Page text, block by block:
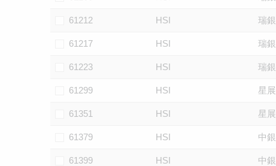
61212 HSI 瑞銀
61217 HSI 瑞銀
61223 HSI 瑞銀
61299 HSI 星展
61351 HSI 星展
61379 HSI 中銀
61399 HSI 中銀